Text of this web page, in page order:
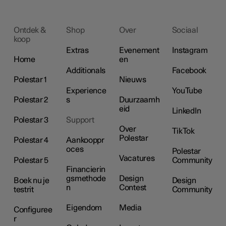
Ontdek &
koop
Home
Polestar 1
Polestar 2
Polestar 3
Polestar 4
Polestar 5
Boek nu je
testrit
Configuree
r
Shop
Extras
Additionals
Experience
s
Support
Aankooppr
oces
Financierin
gsmethode
n
Eigendom
Over
Evenement
en
Nieuws
Duurzaamh
eid
Over
Polestar
Vacatures
Design
Contest
Media
Sociaal
Instagram
Facebook
YouTube
LinkedIn
TikTok
Polestar
Community
Design
Community